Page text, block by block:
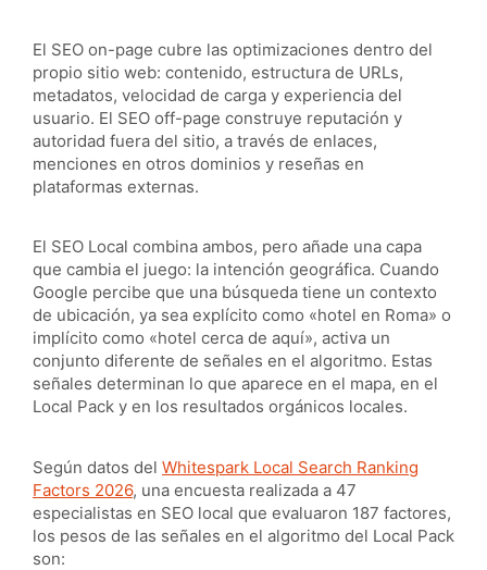
El SEO on-page cubre las optimizaciones dentro del
propio sitio web: contenido, estructura de URLs,
metadatos, velocidad de carga y experiencia del
usuario. El SEO off-page construye reputación y
autoridad fuera del sitio, a través de enlaces,
menciones en otros dominios y reseñas en
plataformas externas.
El SEO Local combina ambos, pero añade una capa
que cambia el juego: la intención geográfica. Cuando
Google percibe que una búsqueda tiene un contexto
de ubicación, ya sea explícito como «hotel en Roma» o
implícito como «hotel cerca de aquí», activa un
conjunto diferente de señales en el algoritmo. Estas
señales determinan lo que aparece en el mapa, en el
Local Pack y en los resultados orgánicos locales.
Según datos del Whitespark Local Search Ranking
Factors 2026, una encuesta realizada a 47
especialistas en SEO local que evaluaron 187 factores,
los pesos de las señales en el algoritmo del Local Pack
son: